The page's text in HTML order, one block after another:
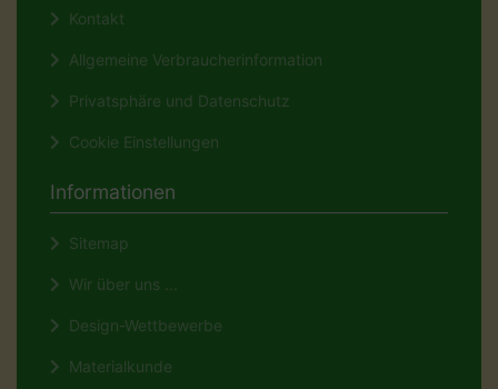
Kontakt
Allgemeine Verbraucherinformation
Privatsphäre und Datenschutz
Cookie Einstellungen
Informationen
Sitemap
Wir über uns ...
Design-Wettbewerbe
Materialkunde